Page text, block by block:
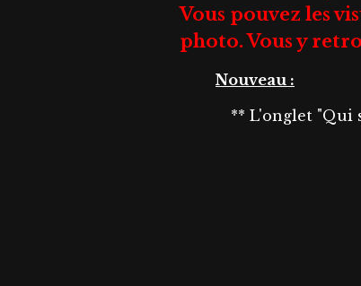
Vous pouvez les
photo. Vous y
Nouveau :
** L'onglet "Qui